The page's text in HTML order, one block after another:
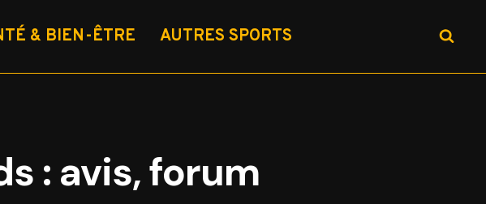
& BIEN-ÊTRE AUTRES SPORTS
: avis, forum